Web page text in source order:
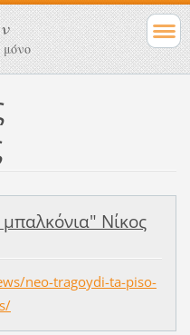
μόνο
Νίκος
neo-tragoydi-ta-piso-